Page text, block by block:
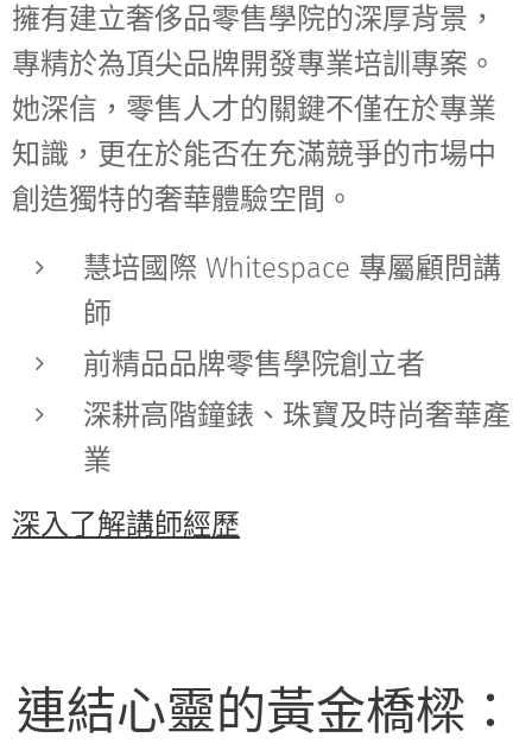
擁有建立奢侈品零售學院的深厚背景，
專精於為頂尖品牌開發專業培訓專案。
她深信，零售人才的關鍵不僅在於專業
知識，更在於能否在充滿競爭的市場中
創造獨特的奢華體驗空間。
慧培國際 Whitespace 專屬顧問講
師
前精品品牌零售學院創立者
深耕高階鐘錶、珠寶及時尚奢華產
業
深入了解講師經歷
連結心靈的黃金橋樑：